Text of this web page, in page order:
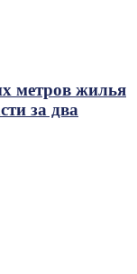
метров жилья
за два